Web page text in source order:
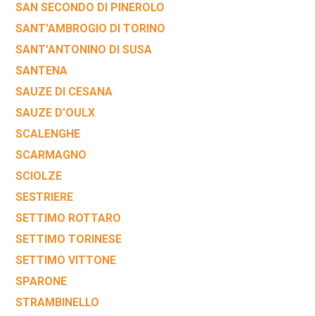
SAN SECONDO DI PINEROLO
SANT'AMBROGIO DI TORINO
SANT'ANTONINO DI SUSA
SANTENA
SAUZE DI CESANA
SAUZE D'OULX
SCALENGHE
SCARMAGNO
SCIOLZE
SESTRIERE
SETTIMO ROTTARO
SETTIMO TORINESE
SETTIMO VITTONE
SPARONE
STRAMBINELLO